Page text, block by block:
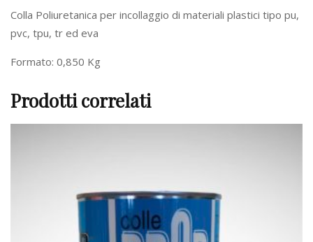
Colla Poliuretanica per incollaggio di materiali plastici tipo pu,
pvc, tpu, tr ed eva
Formato: 0,850 Kg
Prodotti correlati